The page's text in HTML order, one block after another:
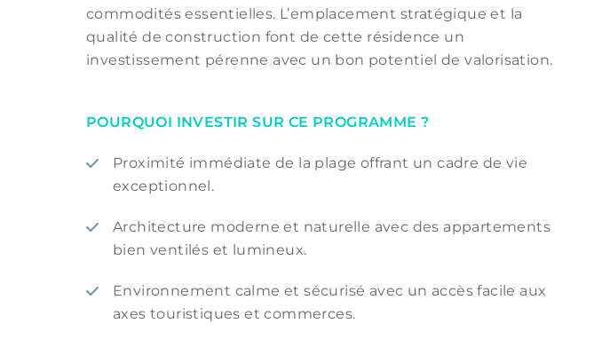
commodités essentielles. L’emplacement stratégique et la
qualité de construction font de cette résidence un
investissement pérenne avec un bon potentiel de valorisation.
POURQUOI INVESTIR SUR CE PROGRAMME ?
Proximité immédiate de la plage offrant un cadre de vie
exceptionnel.
Architecture moderne et naturelle avec des appartements
bien ventilés et lumineux.
Environnement calme et sécurisé avec un accès facile aux
axes touristiques et commerces.